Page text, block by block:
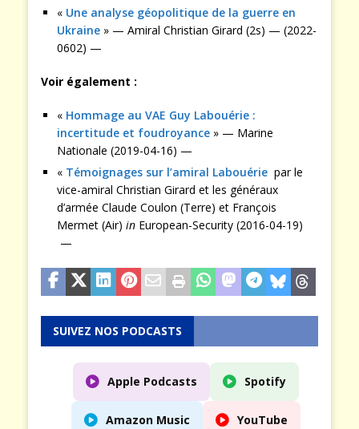
« Une analyse géopolitique de la guerre en
Ukraine » — Amiral Christian Girard (2s) — (2022-
0602) —
Voir également :
« Hommage au VAE Guy Labouérie :
incertitude et foudroyance » — Marine
Nationale (2019-04-16) —
« Témoignages sur l’amiral Labouérie par le
vice-amiral Christian Girard et les généraux
d’armée Claude Coulon (Terre) et François
Mermet (Air) in European-Security (2016-04-19)
—
SUIVEZ NOS PODCASTS
Apple Podcasts Spotify
Amazon Music YouTube